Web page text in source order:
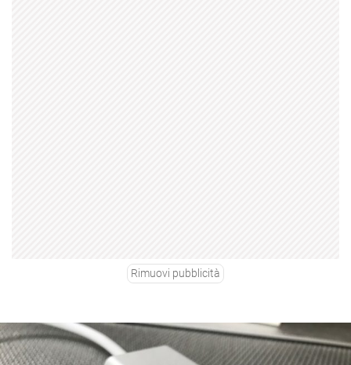
Rimuovi pubblicità